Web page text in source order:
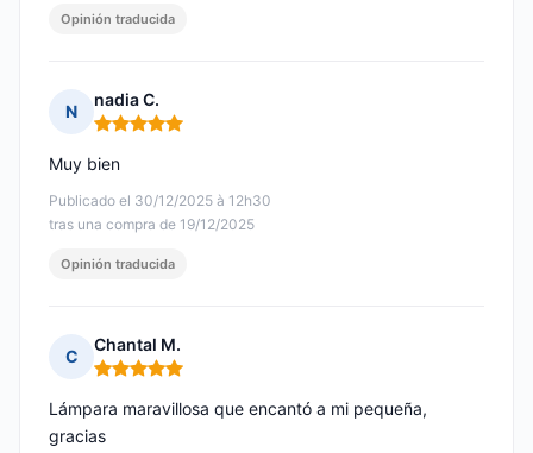
Opinión traducida
N
nadia C.
Nota: 5 de 5
Publicado el 30/12/2025 à 12h30
tras una compra de 19/12/2025
Muy bien
Opinión traducida
C
Chantal M.
Nota: 5 de 5
Lámpara maravillosa que encantó a mi pequeña,
gracias